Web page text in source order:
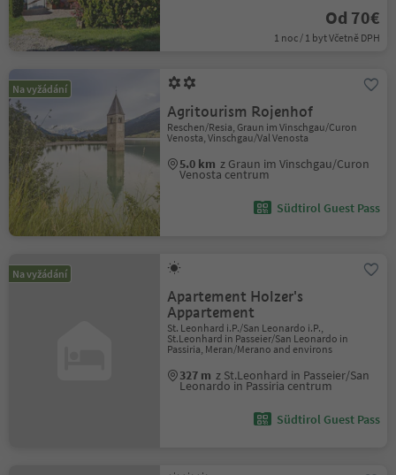
Od 70€
1 noc / 1 byt Včetně DPH
Na vyžádání
Agritourism Rojenhof
Reschen/Resia, Graun im Vinschgau/Curon
Venosta, Vinschgau/Val Venosta
5.0 km z Graun im Vinschgau/Curon
Venosta centrum
Südtirol Guest Pass
Na vyžádání
Apartement Holzer's
Appartement
St. Leonhard i.P./San Leonardo i.P.,
St.Leonhard in Passeier/San Leonardo in
Passiria, Meran/Merano and environs
327 m z St.Leonhard in Passeier/San
Leonardo in Passiria centrum
Südtirol Guest Pass